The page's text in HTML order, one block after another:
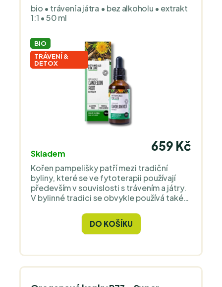
bio • trávení a játra • bez alkoholu • extrakt
1:1 • 50 ml
BIO
TRÁVENÍ &
DETOX
Skladem
659 Kč
Kořen pampelišky patří mezi tradiční
byliny, které se ve fytoterapii používají
především v souvislosti s trávením a játry.
V bylinné tradici se obvykle používá také
čaji. Kořen pampelišky obsahuje látky,
například taraxasterol, taraxerol a
taraxacin, které jsou pro tuto bylinu
bezalkoholový extrakt z kořene
pampelišky v poměru 1 : 1 ve formě kapek.
DO KOŠÍKU